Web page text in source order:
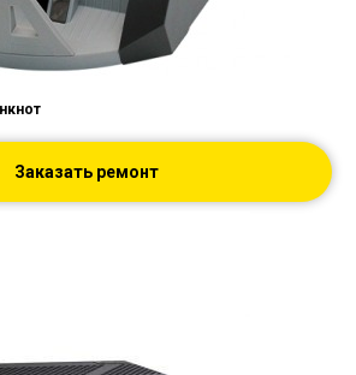
Заказать ремонт